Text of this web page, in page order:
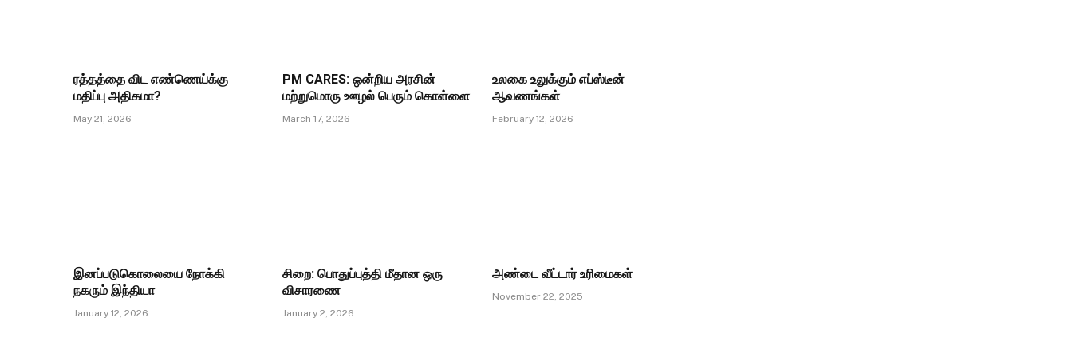
ரத்தத்தை விட எண்ணெய்க்கு
மதிப்பு அதிகமா?
May 21, 2026
PM CARES: ஒன்றிய அரசின்
மற்றுமொரு ஊழல் பெரும் கொள்ளை
March 17, 2026
உலகை உலுக்கும் எப்ஸ்டீன்
ஆவணங்கள்
February 12, 2026
இனப்படுகொலையை நோக்கி
நகரும் இந்தியா
January 12, 2026
சிறை: பொதுப்புத்தி மீதான ஒரு
விசாரணை
January 2, 2026
அண்டை வீட்டார் உரிமைகள்
November 22, 2025